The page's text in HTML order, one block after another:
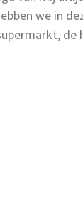
we in
de